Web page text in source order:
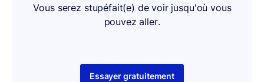
Vous serez stupéfait(e) de voir jusqu'où vous
pouvez aller.
Essayer gratuitement